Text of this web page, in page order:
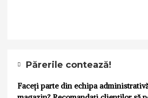
Părerile contează!
Faceți parte din echipa